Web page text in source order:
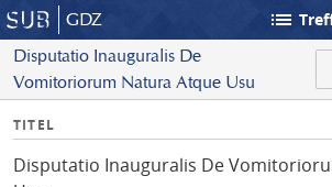
GDZ list
Disputatio Inauguralis De
Vomitoriorum Natura Atque Usu
I
f
TITEL
Disputatio Inauguralis De